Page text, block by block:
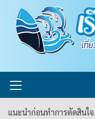
Primary
แนะนำก่อนทำการตัดสินใ